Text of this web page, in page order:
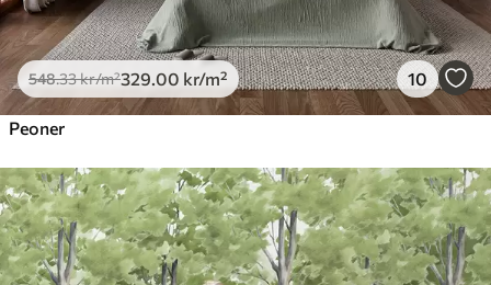
548.33kr/m²329 .00 kr/m² 10
Peoner